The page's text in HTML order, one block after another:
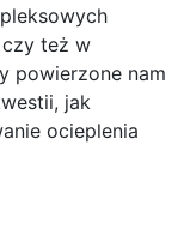
czy też w
powierzone nam
jak
ocieplenia